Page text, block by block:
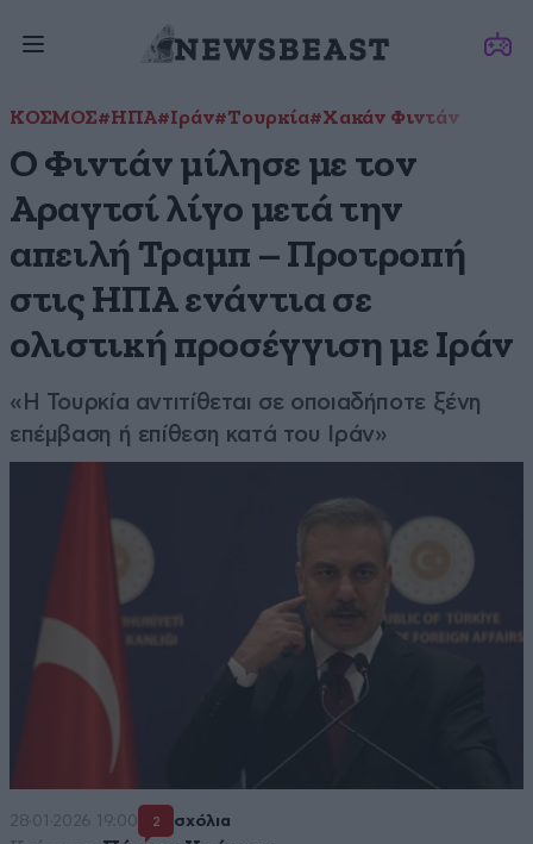
ΚΟΣΜΟΣ#ΗΠΑ#Ιράν#Τουρκία#Χακάν Φιντάν
Ο Φιντάν μίλησε με τον
Αραγτσί λίγο μετά την
απειλή Τραμπ – Προτροπή
στις ΗΠΑ ενάντια σε
ολιστική προσέγγιση με Ιράν
«Η Τουρκία αντιτίθεται σε οποιαδήποτε ξένη
επέμβαση ή επίθεση κατά του Ιράν»
28·01·2026 19:00 2 σχόλια